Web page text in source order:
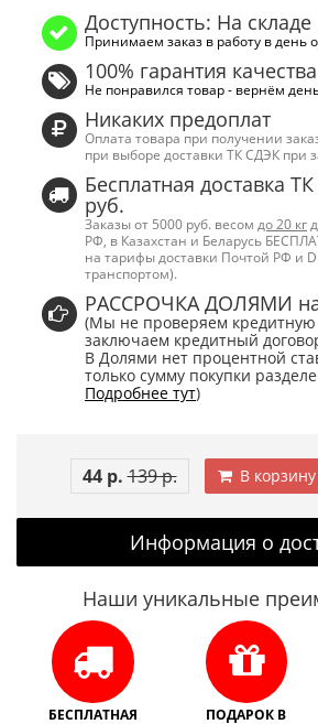
Доступность: На складе
Принимаем заказ в работу в день
100% гарантия качества
Не понравился товар - вернём
Никаких предоплат
Оплата товара при получении
при выборе доставки ТК СДЭК при
Бесплатная доставка
руб.
Заказы от 5000 руб. весом до 20 кг
РФ, в Казахстан и Беларусь
на тарифы доставки Почтой РФ и
транспортом).
РАССРОЧКА ДОЛЯМИ на
(Мы не проверяем
заключаем кредитный
В Долями нет процентной
только сумму покупки
Подробнее тут)
44 р. 139 р. В корзину
Информация о
Наши уникальные
БЕСПЛАТНАЯ
ПОДАРОК В